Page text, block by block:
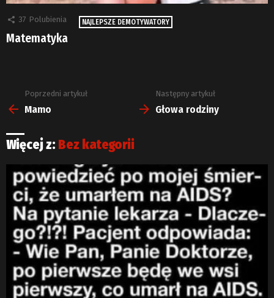
37 Polubienia NAJLEPSZE DEMOTYWATORY
Matematyka
Zobacz
więcej
Poprzedni artykuł
Mamo
Następny artykuł
Głowa rodziny
Więcej z: Bez kategorii